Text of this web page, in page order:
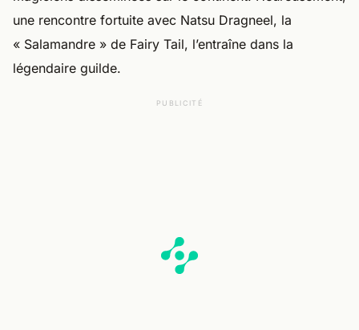
une rencontre fortuite avec Natsu Dragneel, la
« Salamandre » de Fairy Tail, l’entraîne dans la
légendaire guilde.
PUBLICITÉ